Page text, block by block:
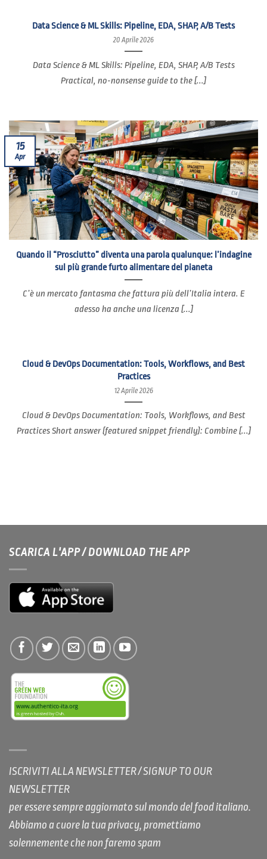
Data Science & ML Skills: Pipeline, EDA, SHAP, A/B Tests
20 Aprile 2026
Data Science & ML Skills: Pipeline, EDA, SHAP, A/B Tests
Practical, no-nonsense guide to the [...]
Quando il “Prosciutto” diventa una parola qualunque: l’indagine
sul più grande furto alimentare del pianeta
C’è un mercato fantasma che fattura più dell’Italia intera. E
adesso ha anche una licenza [...]
15
Apr
Cloud & DevOps Documentation: Tools, Workflows, and Best
Practices
12 Aprile 2026
Cloud & DevOps Documentation: Tools, Workflows, and Best
Practices Short answer (featured snippet friendly): Combine [...]
SCARICA L'APP / DOWNLOAD THE APP
ISCRIVITI ALLA NEWSLETTER / SIGNUP TO OUR
NEWSLETTER
per essere sempre aggiornato sul mondo del food italiano.
Abbiamo a cuore la tua privacy, promettiamo
solennemente che non faremo spam